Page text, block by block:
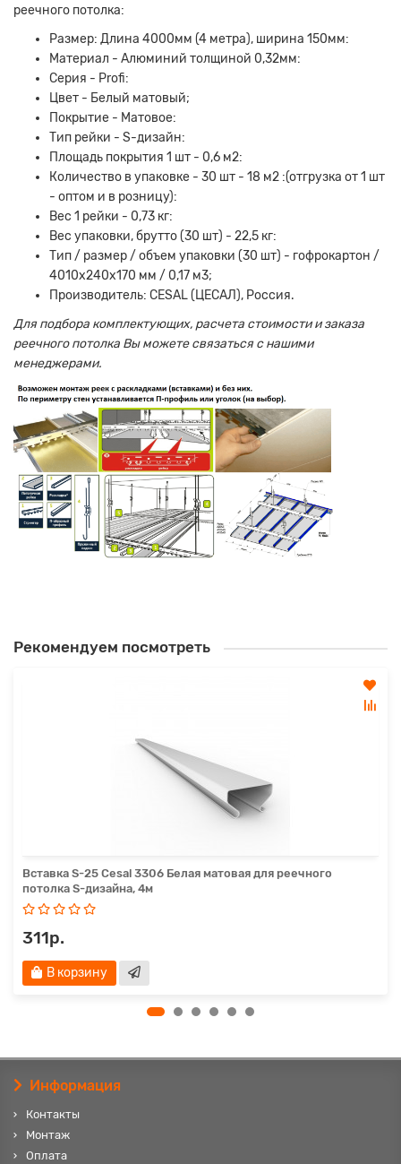
реечного потолка:
Размер: Длина 4000мм (4 метра), ширина 150мм:
Материал - Алюминий толщиной 0,32мм:
Серия - Profi:
Цвет - Белый матовый;
Покрытие - Матовое:
Тип рейки - S-дизайн:
Площадь покрытия 1 шт - 0,6 м2:
Количество в упаковке - 30 шт - 18 м2 :(отгрузка от 1 шт
- оптом и в розницу):
Вес 1 рейки - 0,73 кг:
Вес упаковки, брутто (30 шт) - 22,5 кг:
Тип / размер / объем упаковки (30 шт) - гофрокартон /
4010х240х170 мм / 0,17 м3;
Производитель: CESAL (ЦЕСАЛ), Россия.
Для подбора комплектующих, расчета стоимости и заказа
реечного потолка Вы можете связаться с нашими
менеджерами.
Рекомендуем посмотреть
Вставка S-25 Cesal 3306 Белая матовая для реечного
потолка S-дизайна, 4м
311р.
В корзину
Информация
Контакты
Монтаж
Оплата